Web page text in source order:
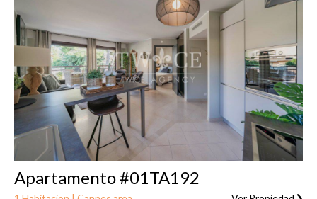
Apartamento #01TA192